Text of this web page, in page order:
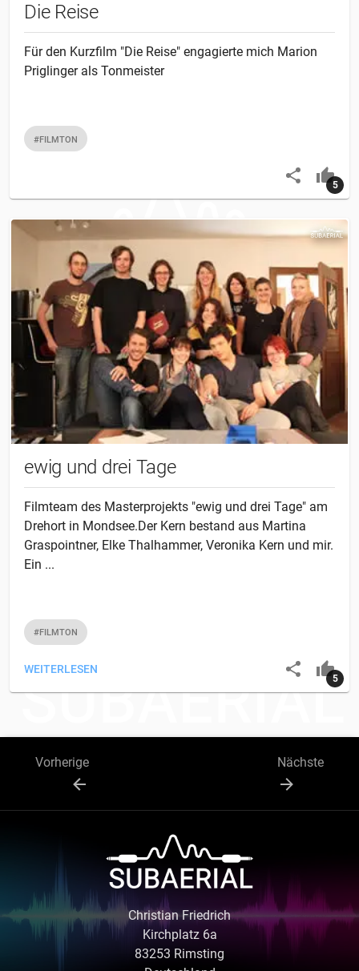
Die Reise
Für den Kurzfilm "Die Reise" engagierte mich Marion
Priglinger als Tonmeister
#FILMTON
5
ewig und drei Tage
Filmteam des Masterprojekts "ewig und drei Tage" am
Drehort in Mondsee.Der Kern bestand aus Martina
Graspointner, Elke Thalhammer, Veronika Kern und mir.
Ein ...
#FILMTON
WEITERLESEN
5
Vorherige Nächste
Christian Friedrich
Kirchplatz 6a
83253 Rimsting